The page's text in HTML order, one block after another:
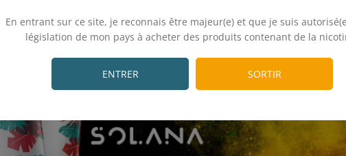
En entrant sur ce site, je reconnais être majeur(e) et que je suis
législation de mon pays à acheter des produits contenant de la
ENTRER SORTIR